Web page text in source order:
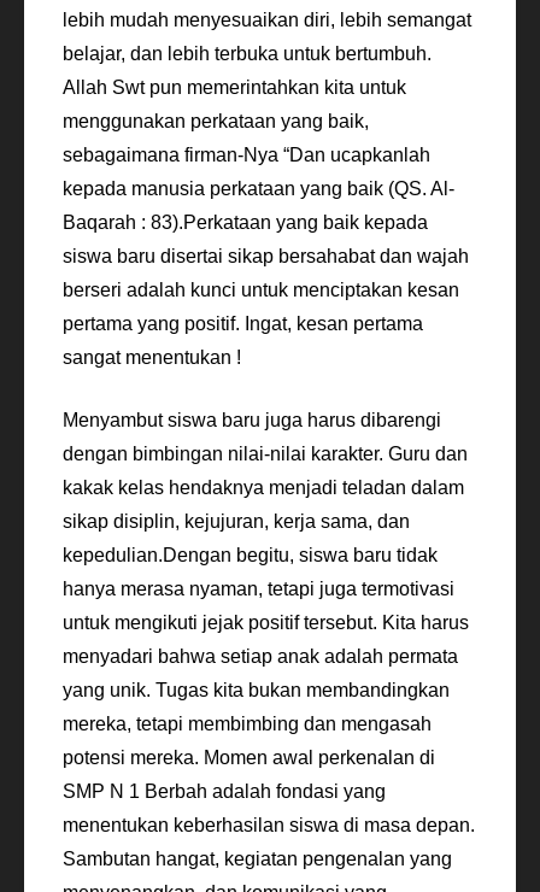
lebih mudah menyesuaikan diri, lebih semangat
belajar, dan lebih terbuka untuk bertumbuh.
Allah Swt pun memerintahkan kita untuk
menggunakan perkataan yang baik,
sebagaimana firman-Nya “Dan ucapkanlah
kepada manusia perkataan yang baik (QS. Al-
Baqarah : 83).Perkataan yang baik kepada
siswa baru disertai sikap bersahabat dan wajah
berseri adalah kunci untuk menciptakan kesan
pertama yang positif. Ingat, kesan pertama
sangat menentukan !
Menyambut siswa baru juga harus dibarengi
dengan bimbingan nilai-nilai karakter. Guru dan
kakak kelas hendaknya menjadi teladan dalam
sikap disiplin, kejujuran, kerja sama, dan
kepedulian.Dengan begitu, siswa baru tidak
hanya merasa nyaman, tetapi juga termotivasi
untuk mengikuti jejak positif tersebut. Kita harus
menyadari bahwa setiap anak adalah permata
yang unik. Tugas kita bukan membandingkan
mereka, tetapi membimbing dan mengasah
potensi mereka. Momen awal perkenalan di
SMP N 1 Berbah adalah fondasi yang
menentukan keberhasilan siswa di masa depan.
Sambutan hangat, kegiatan pengenalan yang